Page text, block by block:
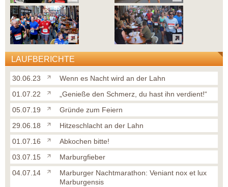
LAUFBERICHTE
30.06.23
Wenn es Nacht wird an der Lahn
01.07.22
„Genieße den Schmerz, du hast ihn verdient!“
05.07.19
Gründe zum Feiern
29.06.18
Hitzeschlacht an der Lahn
01.07.16
Abkochen bitte!
03.07.15
Marburgfieber
04.07.14
Marburger Nachtmarathon: Veniant nox et lux
Marburgensis